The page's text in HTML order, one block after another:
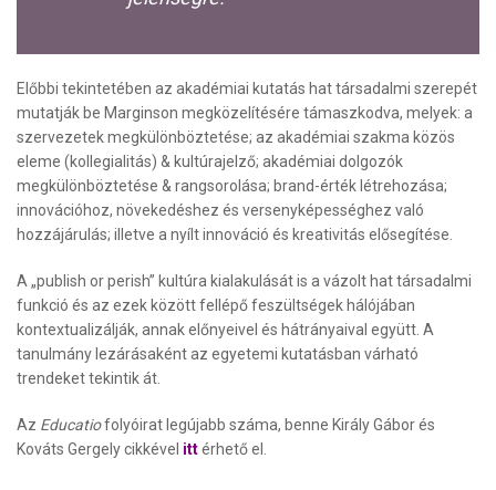
Előbbi tekintetében az akadémiai kutatás hat társadalmi szerepét
mutatják be Marginson megközelítésére támaszkodva, melyek: a
szervezetek megkülönböztetése; az akadémiai szakma közös
eleme (kollegialitás) & kultúrajelző; akadémiai dolgozók
megkülönböztetése & rangsorolása; brand-érték létrehozása;
innovációhoz, növekedéshez és versenyképességhez való
hozzájárulás; illetve a nyílt innováció és kreativitás elősegítése.
A „publish or perish” kultúra kialakulását is a vázolt hat társadalmi
funkció és az ezek között fellépő feszültségek hálójában
kontextualizálják, annak előnyeivel és hátrányaival együtt. A
tanulmány lezárásaként az egyetemi kutatásban várható
trendeket tekintik át.
Az Educatiofolyóirat legújabb száma, benne Király Gábor és
Kováts Gergely cikkével ittérhető el.